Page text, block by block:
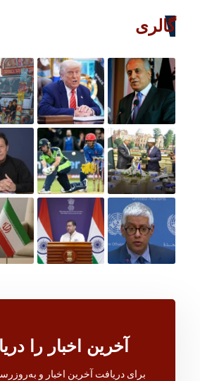
گالری
آخرین اخبار را
برای دریافت آخرین اخبار و